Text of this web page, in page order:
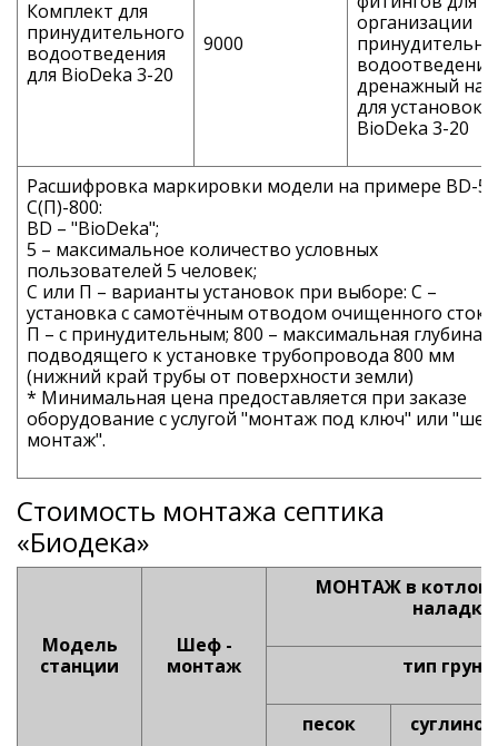
Комплект для
принудительного
водоотведения
для BioDeka 3-20
9000
организации
дренажный
для установок
BioDeka 3-20
Расшифровка маркировки модели на примере BD-5
С(П)-800:
BD – "BioDeka";
5 – максимальное количество условных
пользователей 5 человек;
С или П – варианты установок при выборе: С –
установка с самотёчным отводом очищенного
П – с принудительным; 800 – максимальная глубина
подводящего к установке трубопровода 800 мм
(нижний край трубы от поверхности земли)
* Минимальная цена предоставляется при заказе
оборудование с услугой "монтаж под ключ" или
монтаж".
Стоимость монтажа септика
«Биодека»
Модель
станции
Шеф -
монтаж
МОНТАЖ в
наладка
тип
песок суглинок